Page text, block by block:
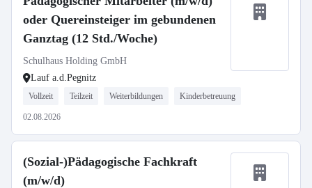
oder Quereinsteiger im gebundenen
Ganztag (12 Std./Woche)
Schulhaus Holding GmbH
Lauf a.d.Pegnitz
Vollzeit Teilzeit Weiterbildungen Kinderbetreuung
02.08.2026
(Sozial-)Pädagogische Fachkraft
(m/w/d)